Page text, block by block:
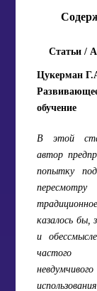
Статьи /
Цукерман
обучение
В этой
автор
попытку
пересмотру
казалось бы,
и
невдумчивого
использования